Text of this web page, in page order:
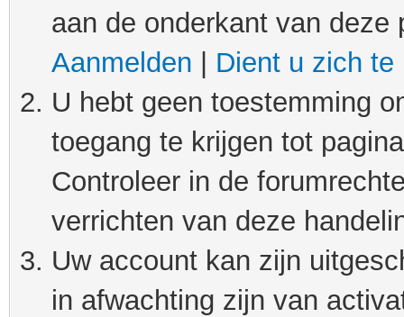
aan de onderkant van
Aanmelden
Dient u zich te
U hebt geen toestemming
toegang te krijgen tot
Controleer in de
verrichten van deze
Uw account kan zijn
in afwachting zijn van